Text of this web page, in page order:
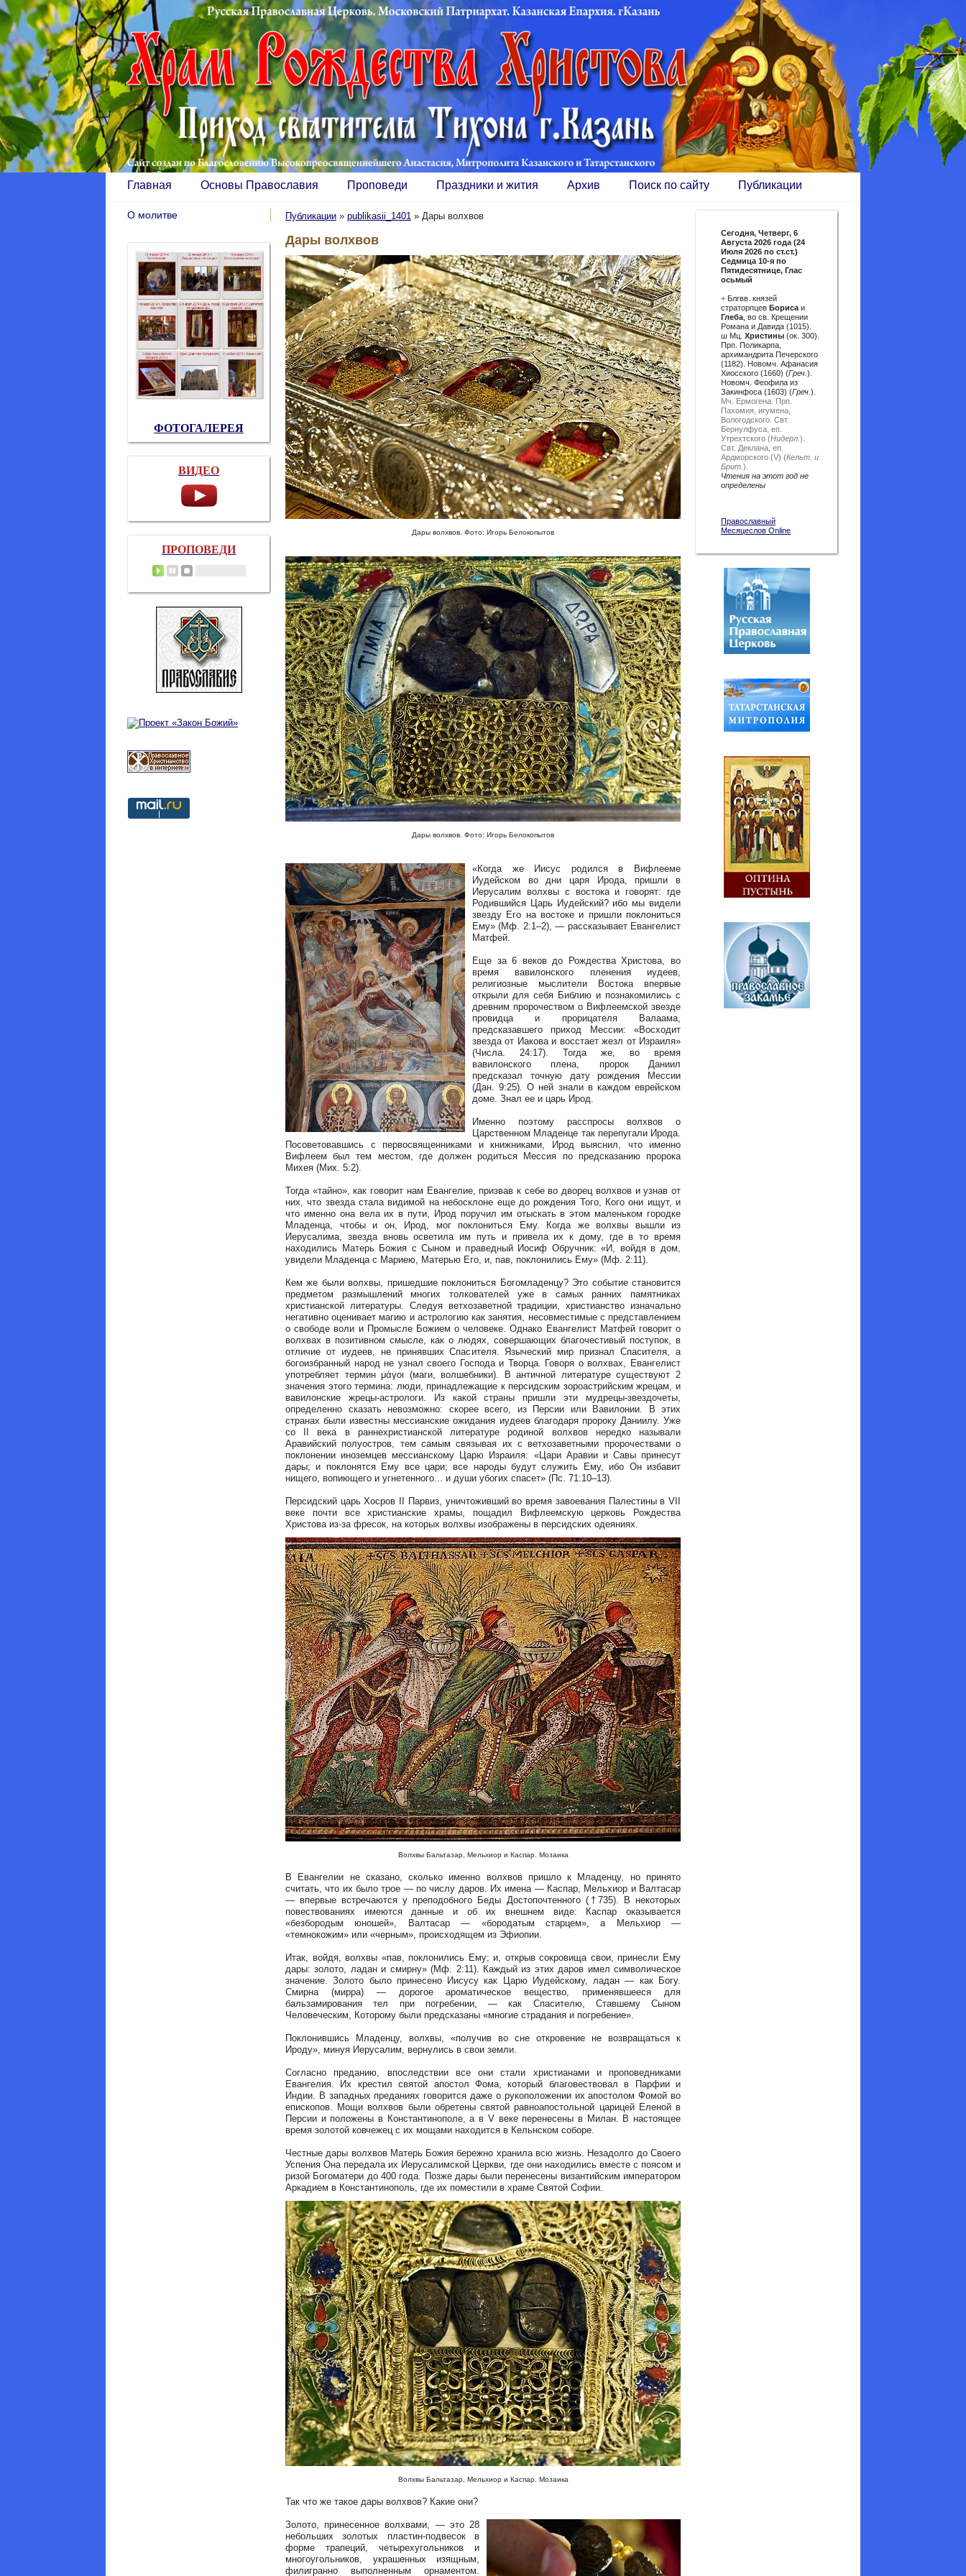
Главная Основы Православия Проповеди Праздники и жития Архив Поиск по сайту Публикации
Публикации » publikasii_1401 » Дары волхвов
Дары волхвов
Дары волхвов. Фото: Игорь Белокопытов
Дары волхвов. Фото: Игорь Белокопытов
«Когда же Иисус родился в Вифлееме
Иудейском во дни царя Ирода, пришли в
Иерусалим волхвы с востока и говорят: где
Родившийся Царь Иудейский? ибо мы видели
звезду Его на востоке и пришли поклониться
Ему» (Мф. 2:1–2), — рассказывает Евангелист
Матфей.
Еще за 6 веков до Рождества Христова, во
время вавилонского пленения иудеев,
религиозные мыслители Востока впервые
открыли для себя Библию и познакомились с
древним пророчеством о Вифлеемской звезде
провидца и прорицателя Валаама,
предсказавшего приход Мессии: «Восходит
звезда от Иакова и восстает жезл от Израиля»
(Числа. 24:17). Тогда же, во время
вавилонского плена, пророк Даниил
предсказал точную дату рождения Мессии
(Дан. 9:25). О ней знали в каждом еврейском
доме. Знал ее и царь Ирод.
Именно поэтому расспросы волхвов о
Царственном Младенце так перепугали Ирода.
Посоветовавшись с первосвященниками и книжниками, Ирод выяснил, что именно
Вифлеем был тем местом, где должен родиться Мессия по предсказанию пророка
Михея (Мих. 5:2).
Тогда «тайно», как говорит нам Евангелие, призвав к себе во дворец волхвов и узнав от
них, что звезда стала видимой на небосклоне еще до рождения Того, Кого они ищут, и
что именно она вела их в пути, Ирод поручил им отыскать в этом маленьком городке
Младенца, чтобы и он, Ирод, мог поклониться Ему. Когда же волхвы вышли из
Иерусалима, звезда вновь осветила им путь и привела их к дому, где в то время
находились Матерь Божия с Сыном и праведный Иосиф Обручник: «И, войдя в дом,
увидели Младенца с Мариею, Матерью Его, и, пав, поклонились Ему» (Мф. 2:11).
Кем же были волхвы, пришедшие поклониться Богомладенцу? Это событие становится
предметом размышлений многих толкователей уже в самых ранних памятниках
христианской литературы. Следуя ветхозаветной традиции, христианство изначально
негативно оценивает магию и астрологию как занятия, несовместимые с представлением
о свободе воли и Промысле Божием о человеке. Однако Евангелист Матфей говорит о
волхвах в позитивном смысле, как о людях, совершающих благочестивый поступок, в
отличие от иудеев, не принявших Спасителя. Языческий мир признал Спасителя, а
богоизбранный народ не узнал своего Господа и Творца. Говоря о волхвах, Евангелист
употребляет термин μάγοι (маги, волшебники). В античной литературе существуют 2
значения этого термина: люди, принадлежащие к персидским зороастрийским жрецам, и
вавилонские жрецы-астрологи. Из какой страны пришли эти мудрецы-звездочеты,
определенно сказать невозможно: скорее всего, из Персии или Вавилонии. В этих
странах были известны мессианские ожидания иудеев благодаря пророку Даниилу. Уже
со II века в раннехристианской литературе родиной волхвов нередко называли
Аравийский полуостров, тем самым связывая их с ветхозаветными пророчествами о
поклонении иноземцев мессианскому Царю Израиля: «Цари Аравии и Савы принесут
дары; и поклонятся Ему все цари; все народы будут служить Ему, ибо Он избавит
нищего, вопиющего и угнетенного... и души убогих спасет» (Пс. 71:10–13).
Персидский царь Хосров II Парвиз, уничтоживший во время завоевания Палестины в VII
веке почти все христианские храмы, пощадил Вифлеемскую церковь Рождества
Христова из-за фресок, на которых волхвы изображены в персидских одеяниях.
Волхвы Бальтазар, Мельхиор и Каспар. Мозаика
В Евангелии не сказано, сколько именно волхвов пришло к Младенцу, но принято
считать, что их было трое — по числу даров. Их имена — Каспар, Мельхиор и Валтасар
— впервые встречаются у преподобного Беды Достопочтенного (†735). В некоторых
повествованиях имеются данные и об их внешнем виде: Каспар оказывается
«безбородым юношей», Валтасар — «бородатым старцем», а Мельхиор —
«темнокожим» или «черным», происходящем из Эфиопии.
Итак, войдя, волхвы «пав, поклонились Ему; и, открыв сокровища свои, принесли Ему
дары: золото, ладан и смирну» (Мф. 2:11). Каждый из этих даров имел символическое
значение. Золото было принесено Иисусу как Царю Иудейскому, ладан — как Богу.
Смирна (мирра) — дорогое ароматическое вещество, применявшееся для
бальзамирования тел при погребении, — как Спасителю, Ставшему Сыном
Человеческим, Которому были предсказаны «многие страдания и погребение».
Поклонившись Младенцу, волхвы, «получив во сне откровение не возвращаться к
Ироду», минуя Иерусалим, вернулись в свои земли.
Согласно преданию, впоследствии все они стали христианами и проповедниками
Евангелия. Их крестил святой апостол Фома, который благовествовал в Парфии и
Индии. В западных преданиях говорится даже о рукоположении их апостолом Фомой во
епископов. Мощи волхвов были обретены святой равноапостольной царицей Еленой в
Персии и положены в Константинополе, а в V веке перенесены в Милан. В настоящее
время золотой ковчежец с их мощами находится в Кельнском соборе.
Честные дары волхвов Матерь Божия бережно хранила всю жизнь. Незадолго до Своего
Успения Она передала их Иерусалимской Церкви, где они находились вместе с поясом и
ризой Богоматери до 400 года. Позже дары были перенесены византийским императором
Аркадием в Константинополь, где их поместили в храме Святой Софии.
Волхвы Бальтазар, Мельхиор и Каспар. Мозаика
Так что же такое дары волхвов? Какие они?
Золото, принесенное волхвами, — это 28
небольших золотых пластин-подвесок в
форме трапеций, четырехугольников и
многоугольников, украшенных изящным,
филигранно выполненным орнаментом.
О молитве
ФОТОГАЛЕРЕЯ
ВИДЕО
ПРОПОВЕДИ
Сегодня, Четверг, 6
Августа 2026 года (24
Июля 2026 по ст.ст.)
Седмица 10-я по
Пятидесятнице, Глас
осьмый
+ Блгвв. князей
страторпцев Бориса и
Глеба , во св. Крещении
Романа и Давида (1015).
ш Мц. Христины (ок. 300).
Прп. Поликарпа,
архимандрита Печерского
(1182). Новомч. Афанасия
Хиосского (1660) (Греч. ).
Новомч. Феофила из
Закинфоса (1603) (Греч. ).
Мч. Ермогена. Прп.
Пахомия, игумена,
Вологодского. Свт.
Бернулфуса, еп.
Утрехтского (Нидерл. ).
Свт. Деклана, еп.
Ардморского (V) (Кельт. и
Брит. ).
Чтения на этот год не
определены
Православный
Месяцеслов Online